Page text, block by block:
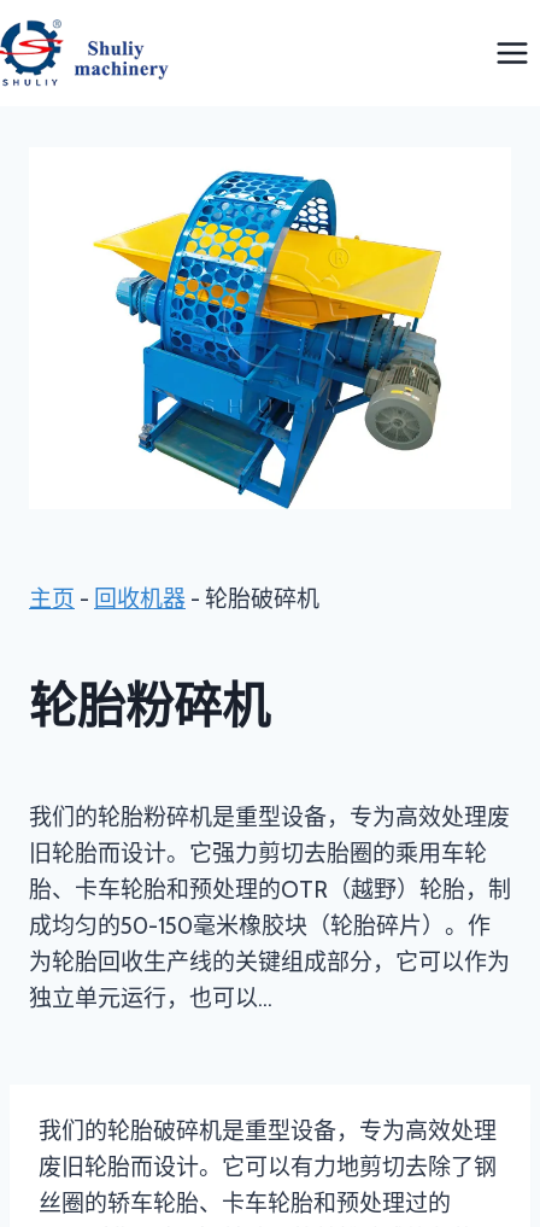
跳
到
内
主页 - 回收机器 - 轮胎破碎机
轮胎粉碎机
我们的轮胎粉碎机是重型设备，专为高效处理废
旧轮胎而设计。它强力剪切去胎圈的乘用车轮
胎、卡车轮胎和预处理的OTR（越野）轮胎，制
成均匀的50-150毫米橡胶块（轮胎碎片）。作
为轮胎回收生产线的关键组成部分，它可以作为
独立单元运行，也可以…
我们的轮胎破碎机是重型设备，专为高效处理
废旧轮胎而设计。它可以有力地剪切去除了钢
丝圈的轿车轮胎、卡车轮胎和预处理过的